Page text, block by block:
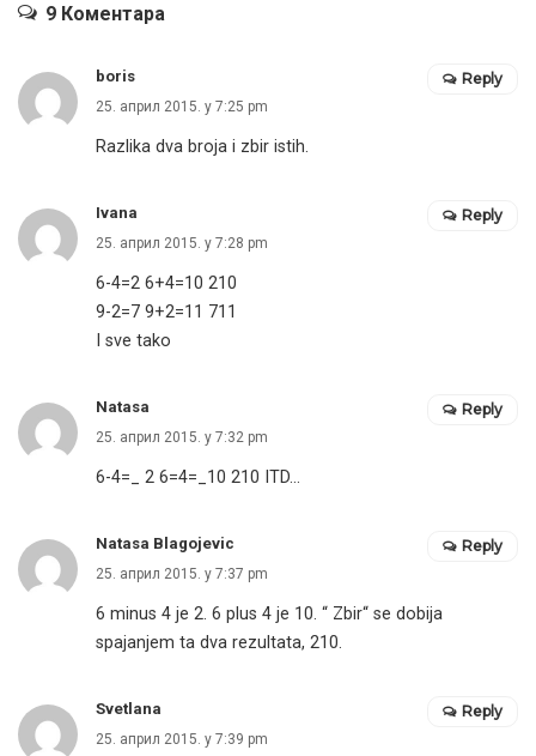
9 Коментара
boris
25. април 2015. у 7:25 pm
Razlika dva broja i zbir istih.
Reply
Ivana
25. април 2015. у 7:28 pm
6-4=2 6+4=10 210
9-2=7 9+2=11 711
I sve tako
Reply
Natasa
25. април 2015. у 7:32 pm
6-4=_ 2 6=4=_10 210 ITD…
Reply
Natasa Blagojevic
25. април 2015. у 7:37 pm
6 minus 4 je 2. 6 plus 4 je 10. “ Zbir“ se dobija
spajanjem ta dva rezultata, 210.
Reply
Svetlana
25. април 2015. у 7:39 pm
Reply